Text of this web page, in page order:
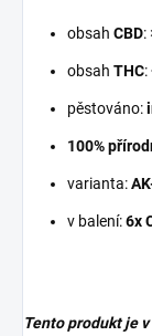
obsah CBD:
obsah THC:
pěstováno:
100%
varianta:
v balení:6x
Tento produkt je